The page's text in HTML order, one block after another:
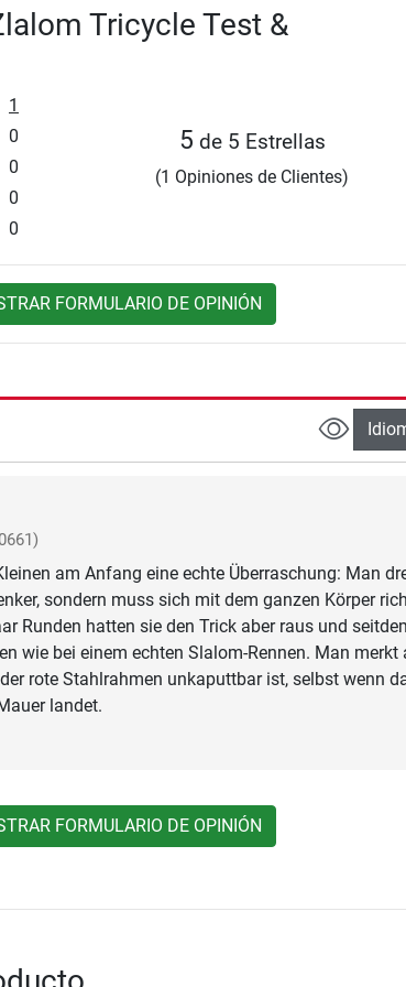
Tricycle Test &
1
0
0
0
0
5 de 5 Estrellas
(1 Opiniones de Clientes)
FORMULARIO DE OPINIÓN
am Anfang eine echte Überraschung: Man
sondern muss sich mit dem ganzen Körper
Runden hatten sie den Trick aber raus und
wie bei einem echten Slalom-Rennen. Man merkt
rote Stahlrahmen unkaputtbar ist, selbst wenn
landet.
FORMULARIO DE OPINIÓN